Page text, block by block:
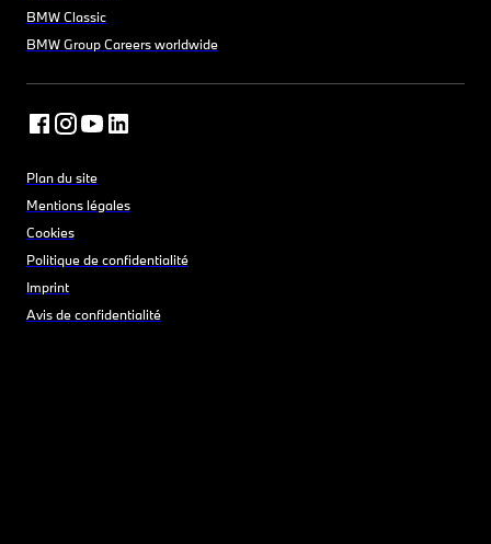
BMW Classic
BMW Group Careers worldwide
Plan du site
Mentions légales
Cookies
Politique de confidentialité
Imprint
Avis de confidentialité